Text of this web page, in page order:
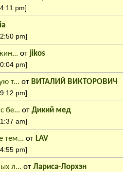
pm]
pm]
от jikos
pm]
т... от ВИТАЛИЙ ВИКТОРОВИЧ
pm]
бе... от Дикий мед
am]
тем... от LAV
pm]
л... от Лариса-Лорхэн